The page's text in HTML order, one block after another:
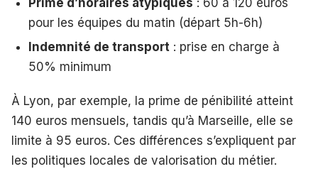
Prime d’horaires atypiques : 60 à 120 euros
pour les équipes du matin (départ 5h-6h)
Indemnité de transport : prise en charge à
50% minimum
À Lyon, par exemple, la prime de pénibilité atteint
140 euros mensuels, tandis qu’à Marseille, elle se
limite à 95 euros. Ces différences s’expliquent par
les politiques locales de valorisation du métier.